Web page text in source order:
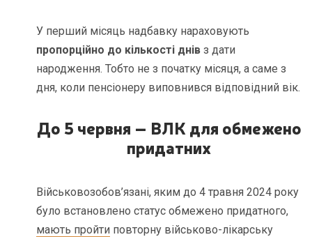
У перший місяць надбавку нараховують
пропорційно до кількості днів з дати
народження. Тобто не з початку місяця, а саме з
дня, коли пенсіонеру виповнився відповідний вік.
До 5 червня – ВЛК для обмежено
придатних
Військовозобов’язані, яким до 4 травня 2024 року
було встановлено статус обмежено придатного,
мають пройти повторну військово-лікарську